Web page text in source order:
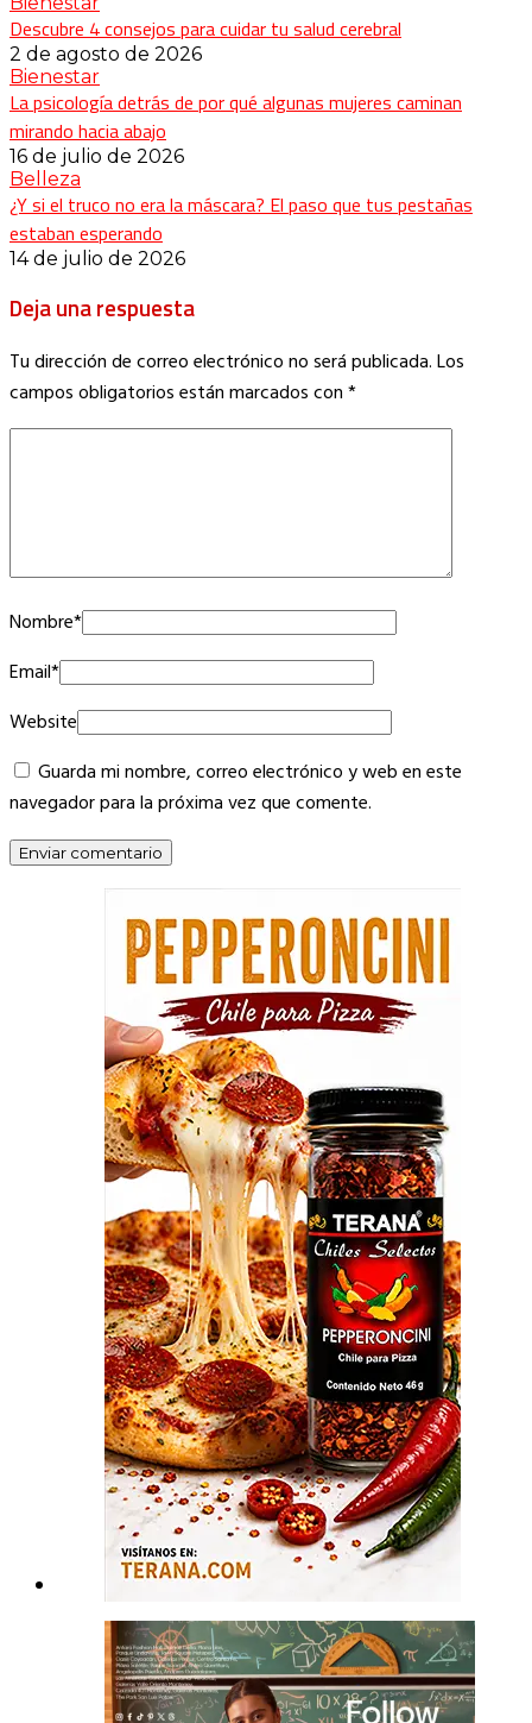
Descubre 4 consejos para cuidar tu salud cerebral
2 de agosto de 2026
Bienestar
La psicología detrás de por qué algunas mujeres caminan
mirando hacia abajo
16 de julio de 2026
Belleza
¿Y si el truco no era la máscara? El paso que tus pestañas
estaban esperando
14 de julio de 2026
Deja una respuesta
Tu dirección de correo electrónico no será publicada.Los
campos obligatorios están marcados con*
Nombre*
Email*
Website
Guarda mi nombre, correo electrónico y web en este
navegador para la próxima vez que comente.